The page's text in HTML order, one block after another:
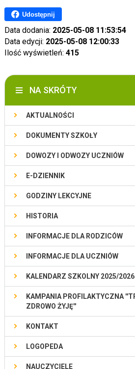
Udostępnij
Data dodania: 2025-05-08 11:53:54
Data edycji: 2025-05-08 12:00:33
Ilość wyświetleń: 415
NA SKRÓTY
AKTUALNOŚCI
DOKUMENTY SZKOŁY
DOWOZY I ODWOZY UCZNIÓW
E-DZIENNIK
GODZINY LEKCYJNE
HISTORIA
INFORMACJE DLA RODZICÓW
INFORMACJE DLA UCZNIÓW
KALENDARZ SZKOLNY 2025/2026
KAMPANIA PROFILAKTYCZNA
ZDROWO ŻYJĘ''
KONTAKT
LOGOPEDA
NAUCZYCIELE